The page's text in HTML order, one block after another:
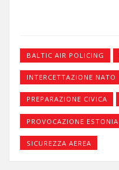
BALTIC AIR POLICING
INTERCETTAZIONE NATO
PREPARAZIONE CIVICA
PROVOCAZIONE ESTONIA
SICUREZZA AEREA